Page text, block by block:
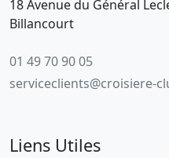
18 Avenue du Général
Billancourt
01 49 70 90 05
serviceclients@croisiere-
Liens Utiles